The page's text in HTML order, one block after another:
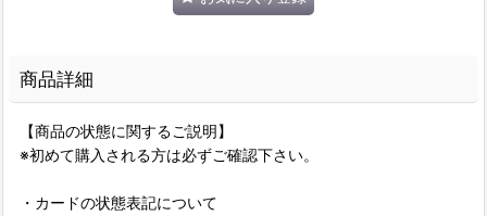
商品詳細
【商品の状態に関するご説明】
※初めて購入される方は必ずご確認下さい。
・カードの状態表記について